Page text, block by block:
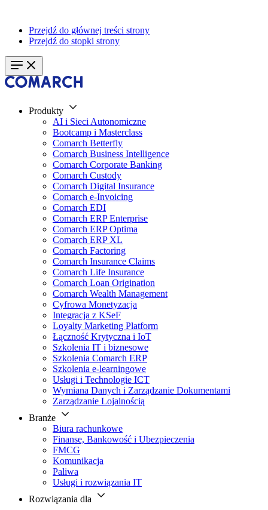
Przejdź do głównej treści strony
Przejdź do stopki strony
Produkty
AI i Sieci Autonomiczne
Bootcamp i Masterclass
Comarch Betterfly
Comarch Business Intelligence
Comarch Corporate Banking
Comarch Custody
Comarch Digital Insurance
Comarch e-Invoicing
Comarch EDI
Comarch ERP Enterprise
Comarch ERP Optima
Comarch ERP XL
Comarch Factoring
Comarch Insurance Claims
Comarch Life Insurance
Comarch Loan Origination
Comarch Wealth Management
Cyfrowa Monetyzacja
Integracja z KSeF
Loyalty Marketing Platform
Łączność Krytyczna i IoT
Szkolenia IT i biznesowe
Szkolenia Comarch ERP
Szkolenia e-learningowe
Usługi i Technologie ICT
Wymiana Danych i Zarządzanie Dokumentami
Zarządzanie Lojalnością
Branże
Biura rachunkowe
Finanse, Bankowość i Ubezpieczenia
FMCG
Komunikacja
Paliwa
Usługi i rozwiązania IT
Rozwiązania dla